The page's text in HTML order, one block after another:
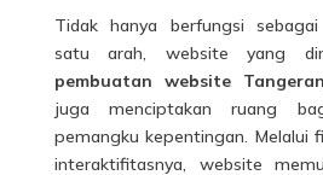
Tidak hanya berfungsi
satu arah, website yang
pembuatan website
juga menciptakan ruang
pemangku kepentingan. Melalui
interaktifitasnya, website